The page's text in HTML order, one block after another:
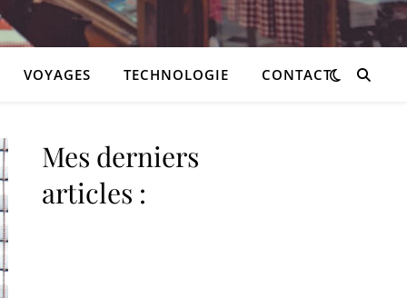
VOYAGES TECHNOLOGIE CONTACT
Mes derniers
articles :